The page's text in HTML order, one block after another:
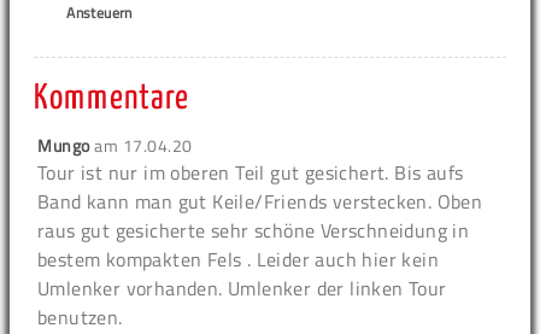
Ansteuern
Kommentare
Mungoam 17.04.20
Tour ist nur im oberen Teil gut gesichert. Bis aufs
Band kann man gut Keile/Friends verstecken. Oben
raus gut gesicherte sehr schöne Verschneidung in
bestem kompakten Fels . Leider auch hier kein
Umlenker vorhanden. Umlenker der linken Tour
benutzen.